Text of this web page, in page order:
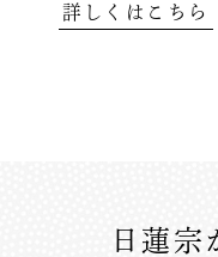
詳しくはこちら
日蓮宗